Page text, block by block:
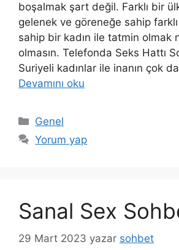
boşalmak şart değil. Farklı bir
gelenek ve göreneğe sahip farklı
sahip bir kadın ile tatmin olmak
olmasın. Telefonda Seks Hattı
Suriyeli kadınlar ile inanın çok
Devamını oku
Kategoriler
Genel
Yorum yap
Sanal Sex
29 Mart 2023 yazar sohbet